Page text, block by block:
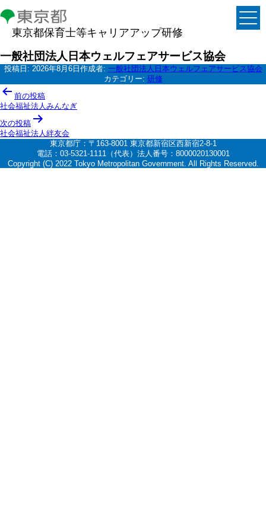
東京都保育士等キャリアアップ研修
一般社団法人日本ウェルフェアサービス協会
投稿日: 2026年8月6日 作成者: 一般社団法人日本ウェルフェアサービス協会
カテゴリー: 研修
投
稿
ナ
ビ
ー
前の投稿
社会福祉法人みんなぎ
次の投稿
社会福祉法人絆友会
東京都庁：〒163-8001 東京都新宿区西新宿2-8-1
電話：03-5321-1111（代表）法人番号：8000020130001
Copyright (C) 2022 Tokyo Metropolitan Government. All Rights Reserved.